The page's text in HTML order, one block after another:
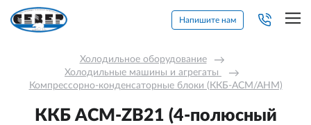
Напишите нам
Холодильное оборудование →
Холодильные машины и агрегаты →
Компрессорно-конденсаторные блоки (ККБ-АСМ/АНМ)
ККБ ACM-ZB21 (4-полюсный